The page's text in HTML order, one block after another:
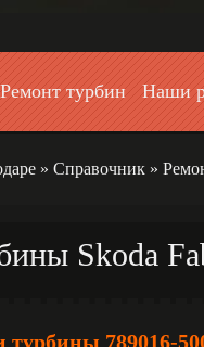
Ремонт турбин Наши
» Справочник »
Skoda
турбины 789016-